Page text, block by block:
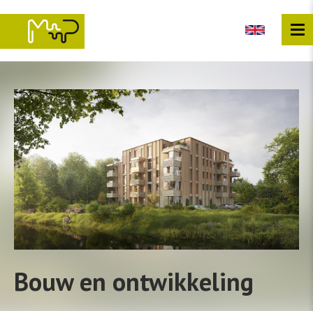
de
inhoud
Bouw en ontwikkeling